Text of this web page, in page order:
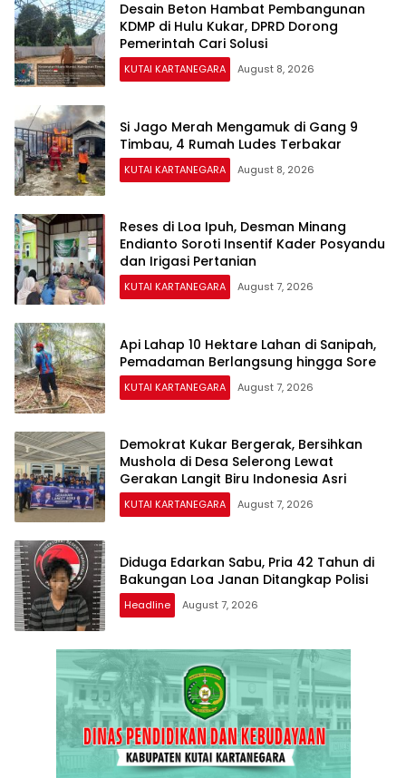
Desain Beton Hambat Pembangunan
KDMP di Hulu Kukar, DPRD Dorong
Pemerintah Cari Solusi
KUTAI KARTANEGARA August 8, 2026
Si Jago Merah Mengamuk di Gang 9
Timbau, 4 Rumah Ludes Terbakar
KUTAI KARTANEGARA August 8, 2026
Reses di Loa Ipuh, Desman Minang
Endianto Soroti Insentif Kader Posyandu
dan Irigasi Pertanian
KUTAI KARTANEGARA August 7, 2026
Api Lahap 10 Hektare Lahan di Sanipah,
Pemadaman Berlangsung hingga Sore
KUTAI KARTANEGARA August 7, 2026
Demokrat Kukar Bergerak, Bersihkan
Mushola di Desa Selerong Lewat
Gerakan Langit Biru Indonesia Asri
KUTAI KARTANEGARA August 7, 2026
Diduga Edarkan Sabu, Pria 42 Tahun di
Bakungan Loa Janan Ditangkap Polisi
Headline August 7, 2026